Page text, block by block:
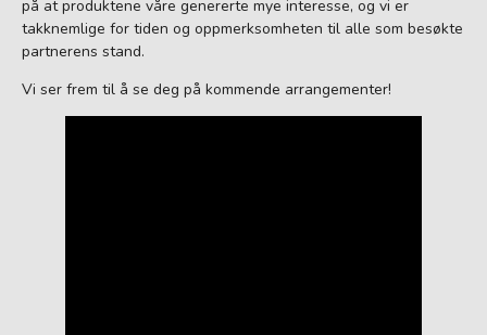
på at produktene våre genererte mye interesse, og vi er
takknemlige for tiden og oppmerksomheten til alle som besøkte
partnerens stand.
Vi ser frem til å se deg på kommende arrangementer!